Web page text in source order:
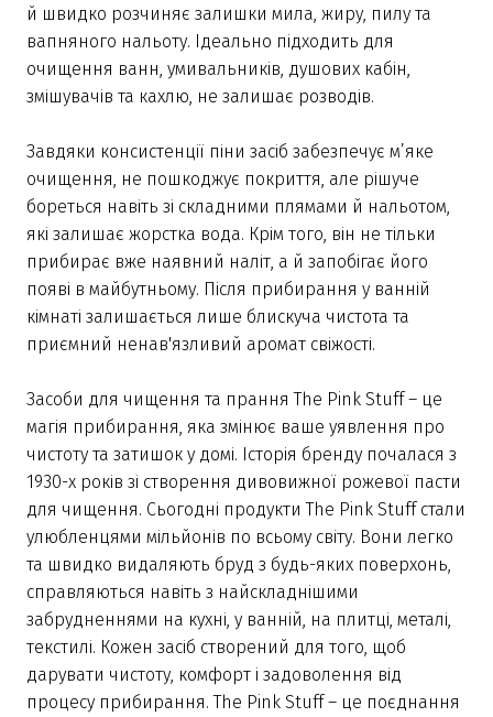
й швидко розчиняє залишки мила, жиру, пилу та
вапняного нальоту. Ідеально підходить для
очищення ванн, умивальників, душових кабін,
змішувачів та кахлю, не залишає розводів.
Завдяки консистенції піни засіб забезпечує м’яке
очищення, не пошкоджує покриття, але рішуче
бореться навіть зі складними плямами й нальотом,
які залишає жорстка вода. Крім того, він не тільки
прибирає вже наявний наліт, а й запобігає його
появі в майбутньому. Після прибирання у ванній
кімнаті залишається лише блискуча чистота та
приємний ненав'язливий аромат свіжості.
Засоби для чищення та прання The Pink Stuff – це
магія прибирання, яка змінює ваше уявлення про
чистоту та затишок у домі. Історія бренду почалася з
1930-х років зі створення дивовижної рожевої пасти
для чищення. Сьогодні продукти The Pink Stuff стали
улюбленцями мільйонів по всьому світу. Вони легко
та швидко видаляють бруд з будь-яких поверхонь,
справляються навіть з найскладнішими
забрудненнями на кухні, у ванній, на плитці, металі,
текстилі. Кожен засіб створений для того, щоб
дарувати чистоту, комфорт і задоволення від
процесу прибирання. The Pink Stuff – це поєднання